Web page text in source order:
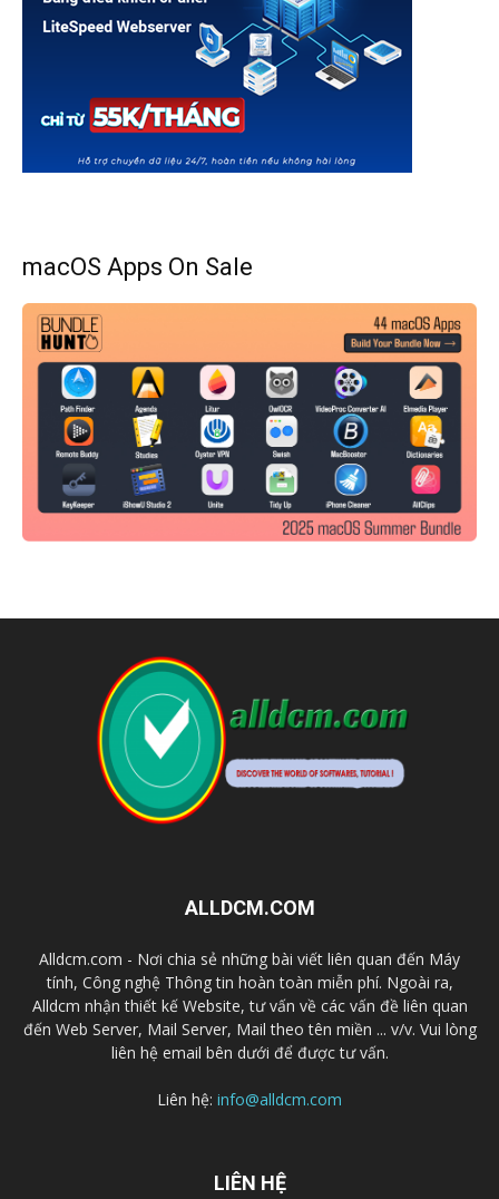
macOS Apps On Sale
ALLDCM.COM
Alldcm.com - Nơi chia sẻ những bài viết liên quan đến Máy
tính, Công nghệ Thông tin hoàn toàn miễn phí. Ngoài ra,
Alldcm nhận thiết kế Website, tư vấn về các vấn đề liên quan
đến Web Server, Mail Server, Mail theo tên miền ... v/v. Vui lòng
liên hệ email bên dưới để được tư vấn.
Liên hệ: info@alldcm.com
LIÊN HỆ